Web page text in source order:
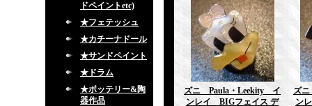
ドペイントetc)
★フェテッシュ
★カチーナドール
★サンドペイント
★ドラム
★ポッテリー&陶
器作品
ズニ Paula・Leekity イ
ンレイ BIGフェイス デ
ズ
ン